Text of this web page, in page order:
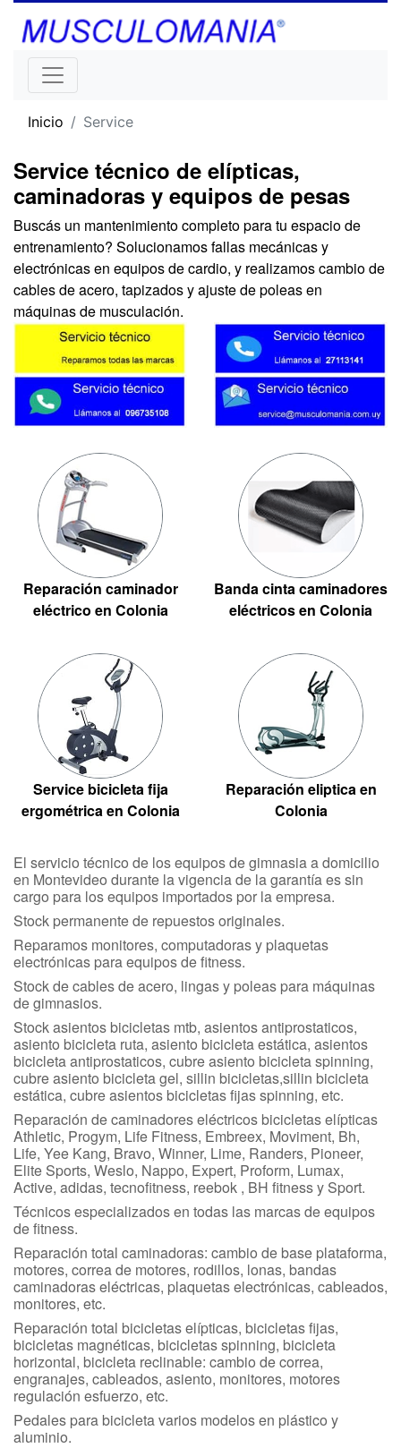
Inicio Service
Service técnico de elípticas,
caminadoras y equipos de pesas
Buscás un mantenimiento completo para tu espacio de
entrenamiento? Solucionamos fallas mecánicas y
electrónicas en equipos de cardio, y realizamos cambio de
cables de acero, tapizados y ajuste de poleas en
máquinas de musculación.
Reparación caminador
eléctrico en Colonia
Banda cinta caminadores
eléctricos en Colonia
Service bicicleta fija
ergométrica en Colonia
Reparación eliptica en
Colonia
El servicio técnico de los equipos de gimnasia a domicilio
en Montevideo durante la vigencia de la garantía es sin
cargo para los equipos importados por la empresa.
Stock permanente de repuestos originales.
Reparamos monitores, computadoras y plaquetas
electrónicas para equipos de fitness.
Stock de cables de acero, lingas y poleas para máquinas
de gimnasios.
Stock asientos bicicletas mtb, asientos antiprostaticos,
asiento bicicleta ruta, asiento bicicleta estática, asientos
bicicleta antiprostaticos, cubre asiento bicicleta spinning,
cubre asiento bicicleta gel, sillin bicicletas,sillin bicicleta
estática, cubre asientos bicicletas fijas spinning, etc.
Reparación de caminadores eléctricos bicicletas elípticas
Athletic, Progym, Life Fitness, Embreex, Moviment, Bh,
Life, Yee Kang, Bravo, Winner, Lime, Randers, Pioneer,
Elite Sports, Weslo, Nappo, Expert, Proform, Lumax,
Active, adidas, tecnofitness, reebok , BH fitness y Sport.
Técnicos especializados en todas las marcas de equipos
de fitness.
Reparación total caminadoras: cambio de base plataforma,
motores, correa de motores, rodillos, lonas, bandas
caminadoras eléctricas, plaquetas electrónicas, cableados,
monitores, etc.
Reparación total bicicletas elípticas, bicicletas fijas,
bicicletas magnéticas, bicicletas spinning, bicicleta
horizontal, bicicleta reclinable: cambio de correa,
engranajes, cableados, asiento, monitores, motores
regulación esfuerzo, etc.
Pedales para bicicleta varios modelos en plástico y
aluminio.